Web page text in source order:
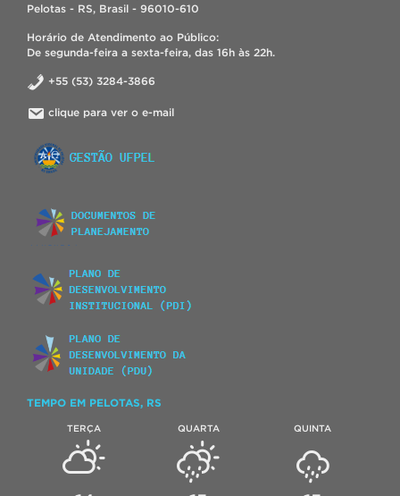
Pelotas - RS, Brasil - 96010-610
Horário de Atendimento ao Público:
De segunda-feira a sexta-feira, das 16h às 22h.
+55 (53) 3284-3866
clique para ver o e-mail
TEMPO EM PELOTAS, RS
TERÇA QUARTA QUINTA